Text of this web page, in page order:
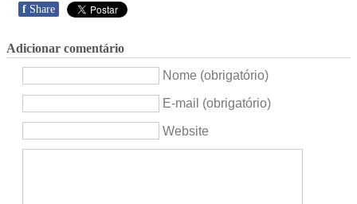
f Share
Adicionar comentário
Nome (obrigatório)
E-mail (obrigatório)
Website